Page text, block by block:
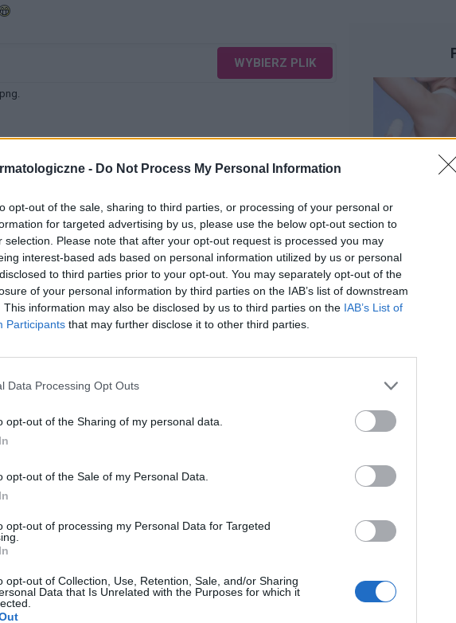
- Do Not Process My Personal Information
opt-out of the sale, sharing to third parties, or processing of your personal or
for targeted advertising by us, please use the below opt-out section to
selection. Please note that after your opt-out request is processed you may
interest-based ads based on personal information utilized by us or personal
to third parties prior to your opt-out. You may separately opt-out of the
of your personal information by third parties on the IAB’s list of downstream
This information may also be disclosed by us to third parties on the IAB’s List of
Participants that may further disclose it to other third parties.
Data Processing Opt Outs
opt-out of the Sharing of my personal data.
opt-out of the Sale of my Personal Data.
opt-out of processing my Personal Data for Targeted
opt-out of Collection, Use, Retention, Sale, and/or Sharing
Data that Is Unrelated with the Purposes for which it
WYBIERZ PLIK
WYŚLIJ
sprawdzenia?
słońce poparzyło rączki (od łokcia do dłoni
dziecku coś grozi po takim jednorazowym
się w ciągu kilku dni, z jednej rączki delikatnie
ani blizny.